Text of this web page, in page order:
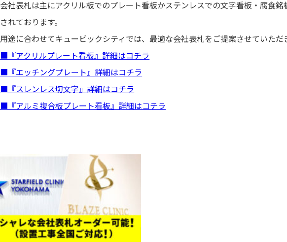
会社表札は主にアクリル板でのプレート看板かステンレスでの文字看板・腐食
されております。
用途に合わせてキュービックシティでは、最適な会社表札をご提案させていただ
■『アクリルプレート看板』詳細はコチラ
■『エッチングプレート』詳細はコチラ
■『スレンレス切文字』詳細はコチラ
■『アルミ複合板プレート看板』詳細はコチラ